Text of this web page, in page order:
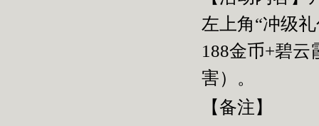
左上角“冲级
188金币+碧云
害）。
【备注】